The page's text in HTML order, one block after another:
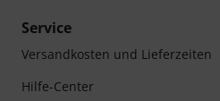
Service
Versandkosten und Lieferzeiten
Hilfe-Center